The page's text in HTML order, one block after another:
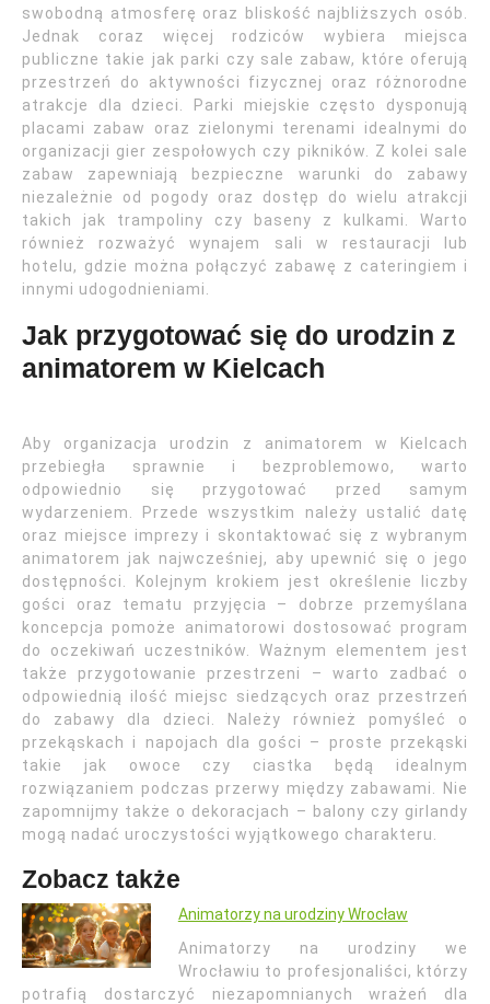
swobodną atmosferę oraz bliskość najbliższych osób.
Jednak coraz więcej rodziców wybiera miejsca
publiczne takie jak parki czy sale zabaw, które oferują
przestrzeń do aktywności fizycznej oraz różnorodne
atrakcje dla dzieci. Parki miejskie często dysponują
placami zabaw oraz zielonymi terenami idealnymi do
organizacji gier zespołowych czy pikników. Z kolei sale
zabaw zapewniają bezpieczne warunki do zabawy
niezależnie od pogody oraz dostęp do wielu atrakcji
takich jak trampoliny czy baseny z kulkami. Warto
również rozważyć wynajem sali w restauracji lub
hotelu, gdzie można połączyć zabawę z cateringiem i
innymi udogodnieniami.
Jak przygotować się do urodzin z
animatorem w Kielcach
Aby organizacja urodzin z animatorem w Kielcach
przebiegła sprawnie i bezproblemowo, warto
odpowiednio się przygotować przed samym
wydarzeniem. Przede wszystkim należy ustalić datę
oraz miejsce imprezy i skontaktować się z wybranym
animatorem jak najwcześniej, aby upewnić się o jego
dostępności. Kolejnym krokiem jest określenie liczby
gości oraz tematu przyjęcia – dobrze przemyślana
koncepcja pomoże animatorowi dostosować program
do oczekiwań uczestników. Ważnym elementem jest
także przygotowanie przestrzeni – warto zadbać o
odpowiednią ilość miejsc siedzących oraz przestrzeń
do zabawy dla dzieci. Należy również pomyśleć o
przekąskach i napojach dla gości – proste przekąski
takie jak owoce czy ciastka będą idealnym
rozwiązaniem podczas przerwy między zabawami. Nie
zapomnijmy także o dekoracjach – balony czy girlandy
mogą nadać uroczystości wyjątkowego charakteru.
Zobacz także
Animatorzy na urodziny Wrocław
Animatorzy na urodziny we
Wrocławiu to profesjonaliści, którzy
potrafią dostarczyć niezapomnianych wrażeń dla